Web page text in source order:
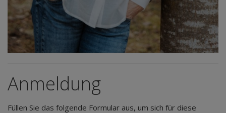
Anmeldung
Füllen Sie das folgende Formular aus, um sich für diese